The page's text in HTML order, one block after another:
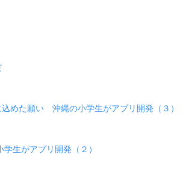
めた願い 沖縄の小学生がアプリ開発（３）
生がアプリ開発（２）